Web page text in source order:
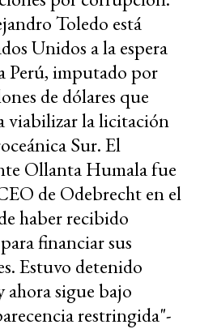
Toledo está
Unidos a la espera
Perú, imputado por
de dólares que
viabilizar la licitación
Sur. El
Ollanta Humala fue
de Odebrecht en el
haber recibido
financiar sus
Estuvo detenido
sigue bajo
restringida"-